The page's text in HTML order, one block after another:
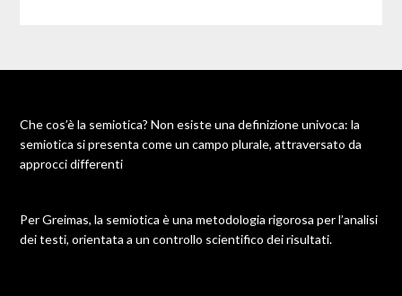
Che cos’è la semiotica? Non esiste una definizione univoca: la
semiotica si presenta come un campo plurale, attraversato da
approcci differenti
Per Greimas, la semiotica è una metodologia rigorosa per l’analisi
dei testi, orientata a un controllo scientifico dei risultati.